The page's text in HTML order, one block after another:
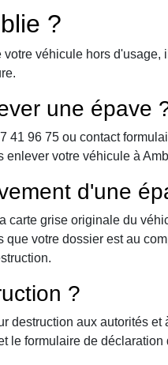
?
véhicule hors d'usage,
une épave
96 75 ou contact
enlever votre véhicule à
d'une
grise originale du
votre dossier est au
?
destruction aux autorités et
le formulaire de déclaration